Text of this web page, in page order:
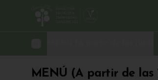
MENÚ (A partir de las